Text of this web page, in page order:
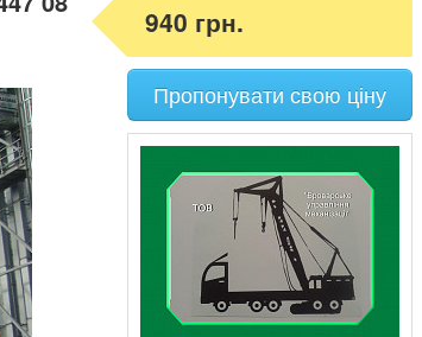
940 грн.
Пропонувати свою ціну